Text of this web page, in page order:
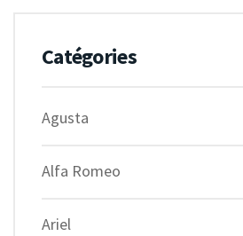
Catégories
Agusta
Alfa Romeo
Ariel